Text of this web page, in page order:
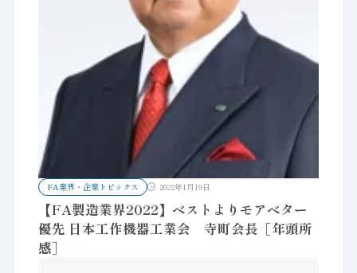
FA業界・企業トピックス 2022年1月19日
【FA製造業界2022】ベストよりモアベター
優先 日本工作機器工業会 寺町会長［年頭所
感］